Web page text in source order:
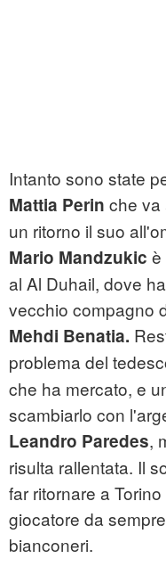
Intanto sono state
Mattia Perin che va
un ritorno il suo
Mario Mandzukic è
al Al Duhail, dove
vecchio compagno
Mehdi Benatia.
problema del
che ha mercato, e
scambiarlo con
Leandro Paredes,
risulta rallentata. Il
far ritornare a
giocatore da
bianconeri.